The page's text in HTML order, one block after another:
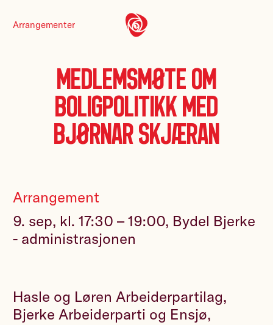
Arrangementer
Medlemsmøte om
boligpolitikk med
Bjørnar Skjæran
Arrangement
9. sep, kl. 17:30 – 19:00, Bydel Bjerke
- administrasjonen
Hasle og Løren Arbeiderpartilag,
Bjerke Arbeiderparti og Ensjø,